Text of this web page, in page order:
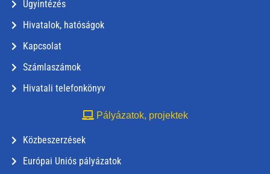
Ügyintézés
Hivatalok, hatóságok
Kapcsolat
Számlaszámok
Hivatali telefonkönyv
Pályázatok, projektek
Közbeszerzések
Európai Uniós pályázatok